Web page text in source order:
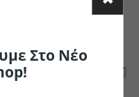
Στο Νέο